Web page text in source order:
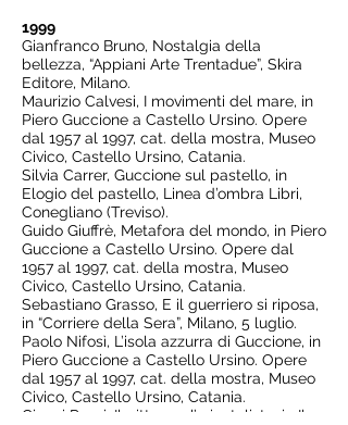
1999
Gianfranco Bruno, Nostalgia della
bellezza, “Appiani Arte Trentadue”, Skira
Editore, Milano.
Maurizio Calvesi, I movimenti del mare, in
Piero Guccione a Castello Ursino. Opere
dal 1957 al 1997, cat. della mostra, Museo
Civico, Castello Ursino, Catania.
Silvia Carrer, Guccione sul pastello, in
Elogio del pastello, Linea d’ombra Libri,
Conegliano (Treviso).
Guido Giuffrè, Metafora del mondo, in Piero
Guccione a Castello Ursino. Opere dal
1957 al 1997, cat. della mostra, Museo
Civico, Castello Ursino, Catania.
Sebastiano Grasso, E il guerriero si riposa,
in “Corriere della Sera”, Milano, 5 luglio.
Paolo Nifosì, L’isola azzurra di Guccione, in
Piero Guccione a Castello Ursino. Opere
dal 1957 al 1997, cat. della mostra, Museo
Civico, Castello Ursino, Catania.
Gianni Pozzi, Il pittore e l’orientalista, in Il